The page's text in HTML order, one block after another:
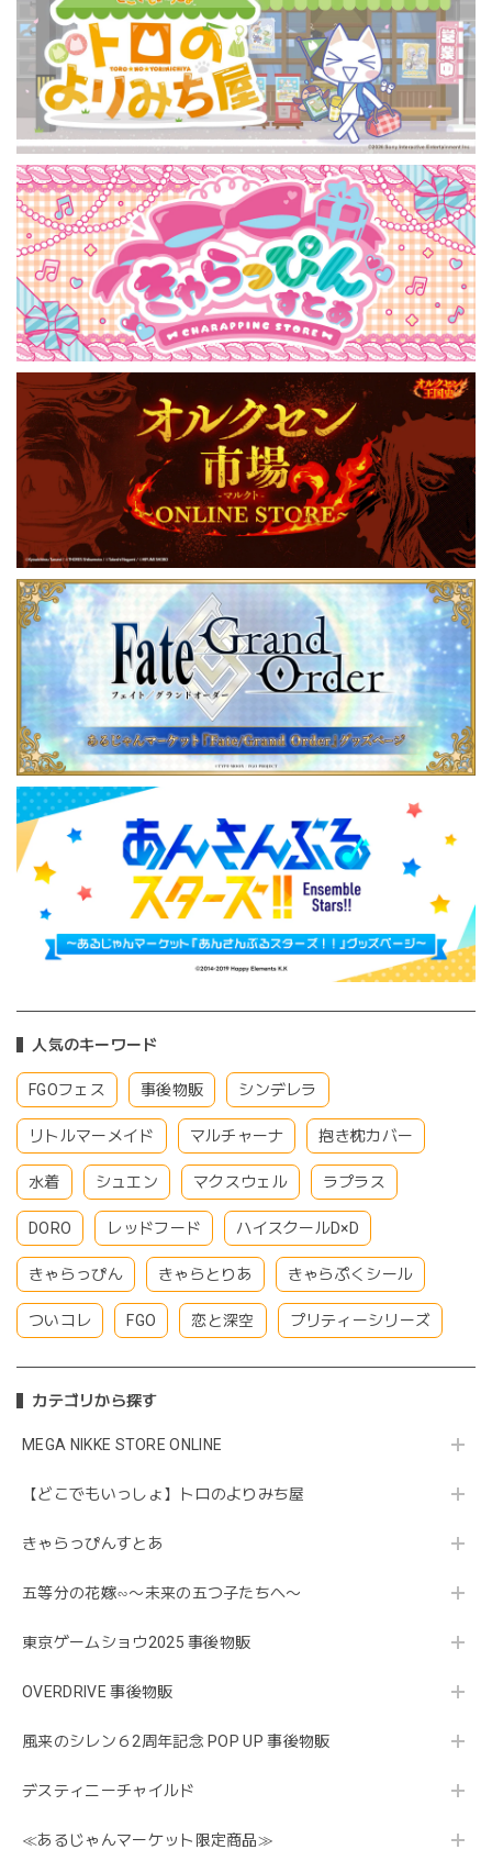
人気のキーワード
FGOフェス 事後物販 シンデレラ
リトルマーメイド マルチャーナ 抱き枕カバー
水着 シュエン マクスウェル ラプラス
DORO レッドフード ハイスクールD×D
きゃらっぴん きゃらとりあ きゃらぷくシール
ついコレ FGO 恋と深空 プリティーシリーズ
カテゴリから探す
MEGA NIKKE STORE ONLINE
【どこでもいっしょ】トロのよりみち屋
きゃらっぴんすとあ
五等分の花嫁∽〜未来の五つ子たちへ〜
東京ゲームショウ2025 事後物販
OVERDRIVE 事後物販
風来のシレン６2周年記念 POP UP 事後物販
デスティニーチャイルド
≪あるじゃんマーケット限定商品≫